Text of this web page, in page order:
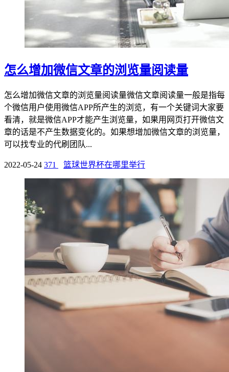
怎么增加微信文章的浏览量阅读量
怎么增加微信文章的浏览量阅读量微信文章阅读量一般是指每
个微信用户使用微信APP所产生的浏览，有一个关键词大家要
看清，就是微信APP才能产生浏览量，如果用网页打开微信文
章的话是不产生数据变化的。如果想增加微信文章的浏览量，
可以找专业的代刷团队...
2022-05-24 371 篮球世界杯在哪里举行